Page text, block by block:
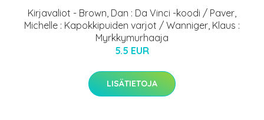
Kirjavaliot - Brown, Dan : Da Vinci -koodi / Paver,
Michelle : Kapokkipuiden varjot / Wanniger, Klaus :
Myrkkymurhaaja
5.5 EUR
LISÄTIETOJA